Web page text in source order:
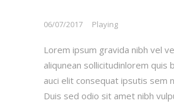
06/07/2017 Playing
Lorem ipsum gravida nibh vel
aliqunean sollicitudinlorem quis
auci elit consequat ipsutis sem
Duis sed odio sit amet nibh